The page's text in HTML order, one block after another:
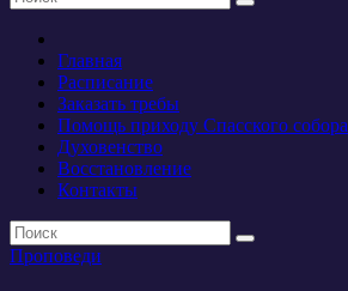
Главная
Расписание
Заказать требы
Помощь приходу Спасского собора
Духовенство
Восстановление
Контакты
Проповеди